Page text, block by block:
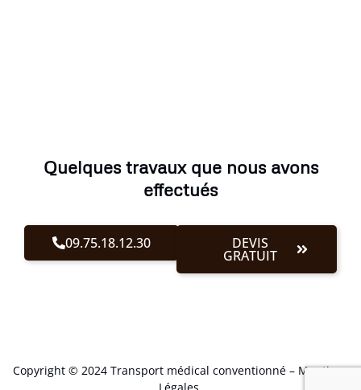
Quelques travaux que nous avons
effectués
09.75.18.12.30 DEVIS
GRATUIT
Copyright © 2024 Transport médical conventionné – Mentions
Légales